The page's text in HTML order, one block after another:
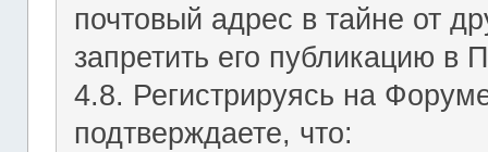
почтовый адрес в тайне от
запретить его публикацию в
4.8. Регистрируясь на
подтверждаете, что: